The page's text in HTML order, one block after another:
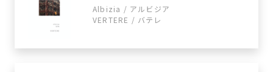
Albizia / アルビジア
VERTERE / バテレ